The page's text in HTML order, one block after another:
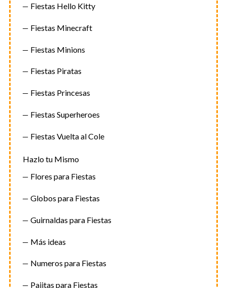
Fiestas Hello Kitty
Fiestas Minecraft
Fiestas Minions
Fiestas Piratas
Fiestas Princesas
Fiestas Superheroes
Fiestas Vuelta al Cole
Hazlo tu Mismo
Flores para Fiestas
Globos para Fiestas
Guirnaldas para Fiestas
Más ideas
Numeros para Fiestas
Pajitas para Fiestas